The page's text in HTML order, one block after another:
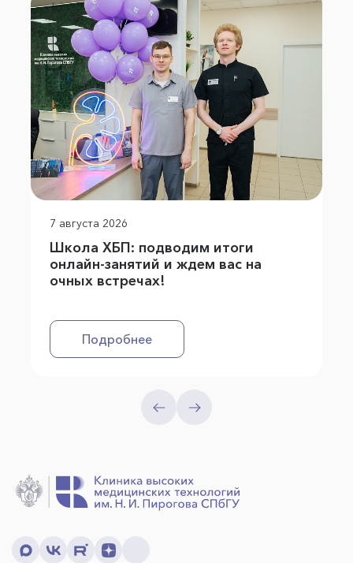
7 августа 2026
Школа ХБП: подводим итоги
онлайн-занятий и ждем вас на
очных встречах!
Подробнее